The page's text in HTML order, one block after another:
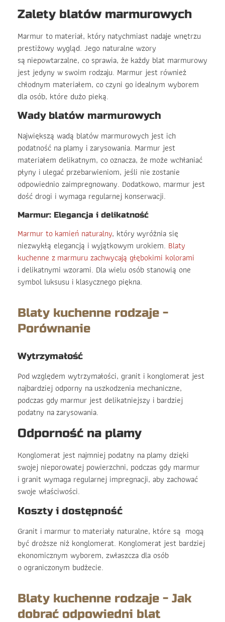
Zalety blatów marmurowych
Marmur to materiał, który natychmiast nadaje wnętrzu
prestiżowy wygląd. Jego naturalne wzory
są niepowtarzalne, co sprawia, że każdy blat marmurowy
jest jedyny w swoim rodzaju. Marmur jest również
chłodnym materiałem, co czyni go idealnym wyborem
dla osób, które dużo pieką.
Wady blatów marmurowych
Największą wadą blatów marmurowych jest ich
podatność na plamy i zarysowania. Marmur jest
materiałem delikatnym, co oznacza, że może wchłaniać
płyny i ulegać przebarwieniom, jeśli nie zostanie
odpowiednio zaimpregnowany. Dodatkowo, marmur jest
dość drogi i wymaga regularnej konserwacji.
Marmur: Elegancja i delikatność
Marmur to kamień naturalny, który wyróżnia się
niezwykłą elegancją i wyjątkowym urokiem. Blaty
kuchenne z marmuru zachwycają głębokimi kolorami
i delikatnymi wzorami. Dla wielu osób stanowią one
symbol luksusu i klasycznego piękna.
Blaty kuchenne rodzaje -
Porównanie
Wytrzymałość
Pod względem wytrzymałości, granit i konglomerat jest
najbardziej odporny na uszkodzenia mechaniczne,
podczas gdy marmur jest delikatniejszy i bardziej
podatny na zarysowania.
Odporność na plamy
Konglomerat jest najmniej podatny na plamy dzięki
swojej nieporowatej powierzchni, podczas gdy marmur
i granit wymaga regularnej impregnacji, aby zachować
swoje właściwości.
Koszty i dostępność
Granit i marmur to materiały naturalne, które są mogą
być droższe niż konglomerat. Konglomerat jest bardziej
ekonomicznym wyborem, zwłaszcza dla osób
o ograniczonym budżecie.
Blaty kuchenne rodzaje - Jak
dobrać odpowiedni blat